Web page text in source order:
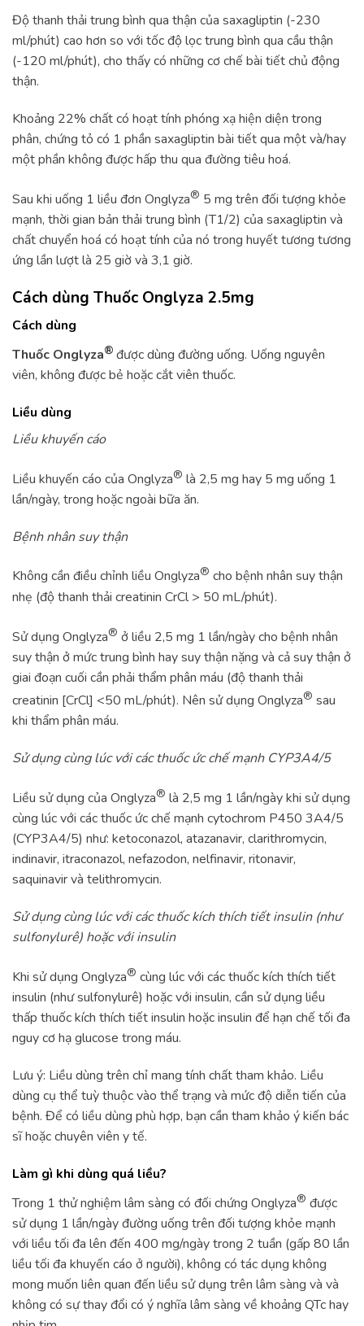
Độ thanh thải trung bình qua thận của saxagliptin (-230
ml/phút) cao hơn so với tốc độ lọc trung bình qua cầu thận
(-120 ml/phút), cho thấy có những cơ chế bài tiết chủ động
thận.
Khoảng 22% chất có hoạt tính phóng xạ hiện diện trong
phân, chứng tỏ có 1 phần saxagliptin bài tiết qua một và/hay
một phần không được hấp thu qua đường tiêu hoá.
Sau khi uống 1 liều đơn Onglyza® 5 mg trên đối tượng khỏe
mạnh, thời gian bản thải trung bình (T1/2) của saxagliptin và
chất chuyển hoá có hoạt tính của nó trong huyết tương tương
ứng lần lượt là 25 giờ và 3,1 giờ.
Cách dùng Thuốc Onglyza 2.5mg
Cách dùng
Thuốc Onglyza® được dùng đường uống. Uống nguyên
viên, không được bẻ hoặc cắt viên thuốc.
Liều dùng
Liều khuyến cáo
Liều khuyến cáo của Onglyza® là 2,5 mg hay 5 mg uống 1
lần/ngày, trong hoặc ngoài bữa ăn.
Bệnh nhân suy thận
Không cần điều chỉnh liều Onglyza® cho bệnh nhân suy thận
nhẹ (độ thanh thải creatinin CrCl > 50 mL/phút).
Sử dụng Onglyza® ở liều 2,5 mg 1 lần/ngày cho bệnh nhân
suy thận ở mức trung bình hay suy thận nặng và cả suy thận ở
giai đoạn cuối cần phải thẩm phân máu (độ thanh thải
creatinin [CrCl] <50 mL/phút). Nên sử dụng Onglyza® sau
khi thẩm phân máu.
Sử dụng cùng lúc với các thuốc ức chế mạnh CYP3A4/5
Liều sử dụng của Onglyza® là 2,5 mg 1 lần/ngày khi sử dụng
cùng lúc với các thuốc ức chế mạnh cytochrom P450 3A4/5
(CYP3A4/5) như: ketoconazol, atazanavir, clarithromycin,
indinavir, itraconazol, nefazodon, nelfinavir, ritonavir,
saquinavir và telithromycin.
Sử dụng cùng lúc với các thuốc kích thích tiết insulin (như
sulfonylurê) hoặc với insulin
Khi sử dụng Onglyza® cùng lúc với các thuốc kích thích tiết
insulin (như sulfonylurê) hoặc với insulin, cần sử dụng liều
thấp thuốc kích thích tiết insulin hoặc insulin để hạn chế tối đa
nguy cơ hạ glucose trong máu.
Lưu ý: Liều dùng trên chỉ mang tính chất tham khảo. Liều
dùng cụ thể tuỳ thuộc vào thể trạng và mức độ diễn tiến của
bệnh. Để có liều dùng phù hợp, bạn cần tham khảo ý kiến bác
sĩ hoặc chuyên viên y tế.
Làm gì khi dùng quá liều?
Trong 1 thử nghiệm lâm sàng có đối chứng Onglyza® được
sử dụng 1 lần/ngày đường uống trên đối tượng khỏe mạnh
với liều tối đa lên đến 400 mg/ngày trong 2 tuần (gấp 80 lần
liều tối đa khuyến cáo ở người), không có tác dụng không
mong muốn liên quan đến liều sử dụng trên lâm sàng và và
không có sự thay đổi có ý nghĩa lâm sàng về khoảng QTc hay